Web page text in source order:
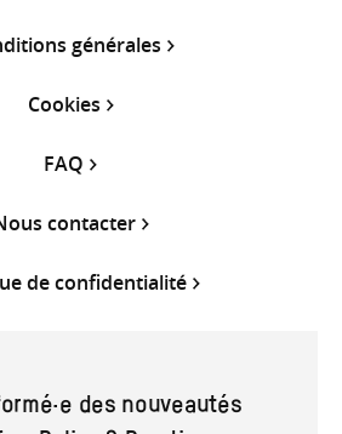
générales
Cookies
FAQ
contacter
de confidentialité
des nouveautés